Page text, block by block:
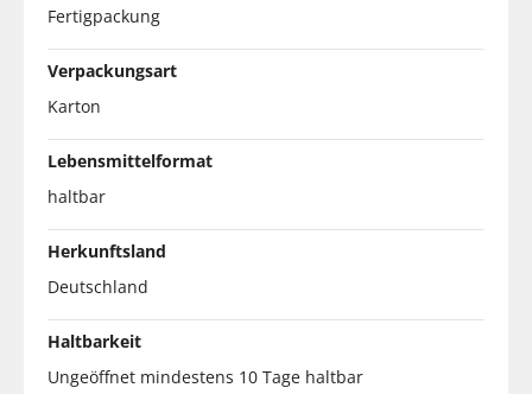
Fertigpackung
Verpackungsart
Karton
Lebensmittelformat
haltbar
Herkunftsland
Deutschland
Haltbarkeit
Ungeöffnet mindestens 10 Tage haltbar